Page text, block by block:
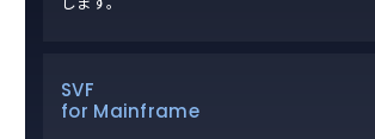
SVF
for Mainframe